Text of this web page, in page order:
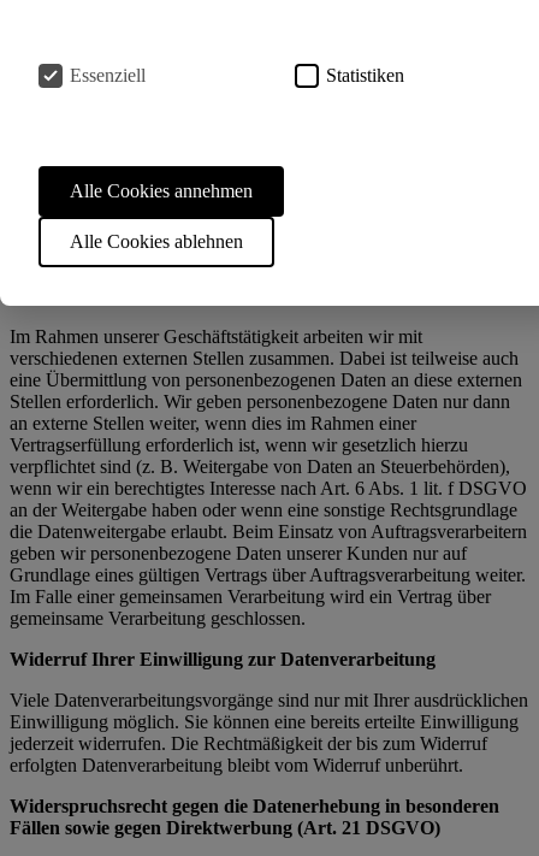
vergleichbares Datenschutzniveau garantiert werden kann.
wenn der Empfänger eine Zertifizierung unter dem „EU-US Data
Privacy Framework“ (DPF) besitzt oder über geeignete zusätzliche
Garantien verfügt. Informationen zu Übermittlungen an Drittstaaten
einschließlich der Datenempfänger finden Sie in dieser
Datenschutzerklärung.
Im Rahmen unserer Geschäftstätigkeit arbeiten wir mit
verschiedenen externen Stellen zusammen. Dabei ist teilweise auch
eine Übermittlung von personenbezogenen Daten an diese externen
Stellen erforderlich. Wir geben personenbezogene Daten nur dann
an externe Stellen weiter, wenn dies im Rahmen einer
Vertragserfüllung erforderlich ist, wenn wir gesetzlich hierzu
verpflichtet sind (z. B. Weitergabe von Daten an Steuerbehörden),
wenn wir ein berechtigtes Interesse nach Art. 6 Abs. 1 lit. f DSGVO
an der Weitergabe haben oder wenn eine sonstige Rechtsgrundlage
die Datenweitergabe erlaubt. Beim Einsatz von Auftragsverarbeitern
geben wir personenbezogene Daten unserer Kunden nur auf
Grundlage eines gültigen Vertrags über Auftragsverarbeitung weiter.
Im Falle einer gemeinsamen Verarbeitung wird ein Vertrag über
gemeinsame Verarbeitung geschlossen.
Widerruf Ihrer Einwilligung zur Datenverarbeitung
Viele Datenverarbeitungsvorgänge sind nur mit Ihrer ausdrücklichen
Einwilligung möglich. Sie können eine bereits erteilte Einwilligung
jederzeit widerrufen. Die Rechtmäßigkeit der bis zum Widerruf
erfolgten Datenverarbeitung bleibt vom Widerruf unberührt.
Widerspruchsrecht gegen die Datenerhebung in besonderen
Fällen sowie gegen Direktwerbung (Art. 21 DSGVO)
Essenziell Statistiken
Alle Cookies annehmen
Alle Cookies ablehnen